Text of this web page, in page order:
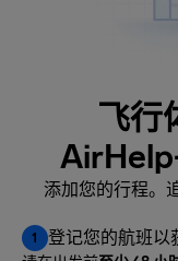
飞行
添加您的行程。
1 登记您的航班以